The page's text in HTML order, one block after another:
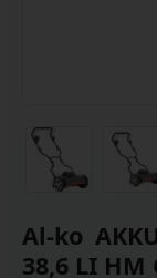
Al-ko
38,6 LI HM